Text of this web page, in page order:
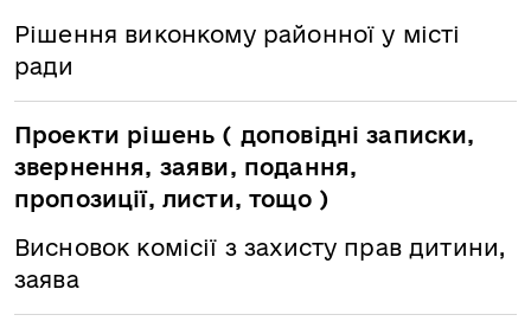
Рішення виконкому районної у місті
ради
Проекти рішень ( доповідні записки,
звернення, заяви, подання,
пропозиції, листи, тощо )
Висновок комісії з захисту прав дитини,
заява